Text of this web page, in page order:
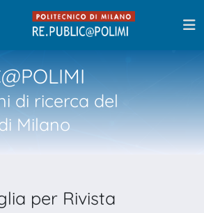
di ricerca del
Milano
per Rivista